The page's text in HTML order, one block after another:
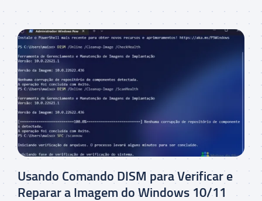
Usando Comando DISM para Verificar e
Reparar a Imagem do Windows 10/11